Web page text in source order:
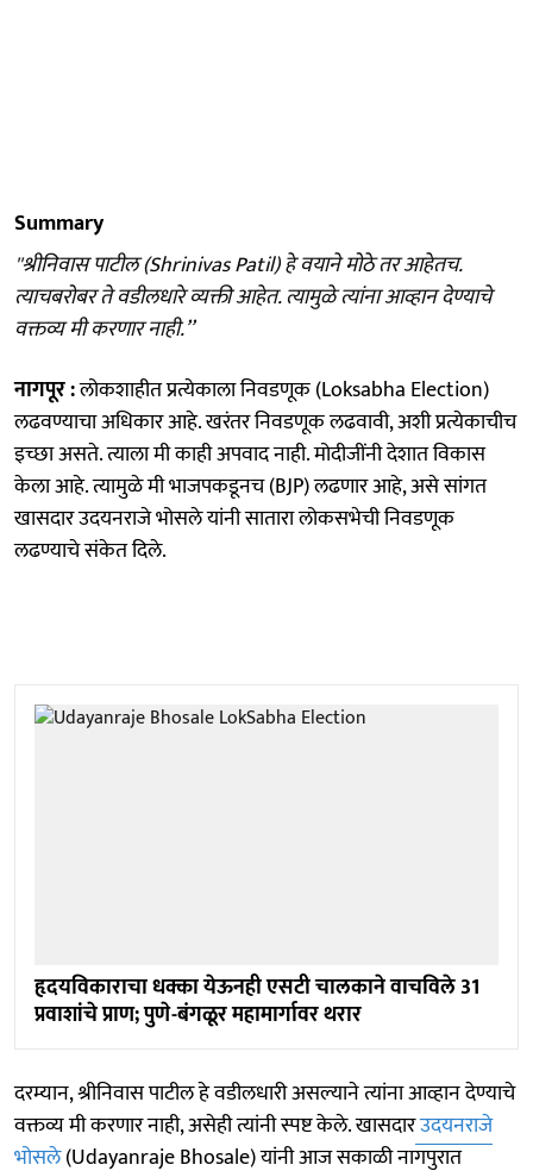
Summary
''श्रीनिवास पाटील (Shrinivas Patil) हे वयाने मोठे तर आहेतच.
त्याचबरोबर ते वडीलधारे व्यक्ती आहेत. त्यामुळे त्यांना आव्हान देण्याचे
वक्तव्य मी करणार नाही.’’
नागपूर :लोकशाहीत प्रत्येकाला निवडणूक (Loksabha Election)
लढवण्याचा अधिकार आहे. खरंतर निवडणूक लढवावी, अशी प्रत्येकाचीच
इच्छा असते. त्याला मी काही अपवाद नाही. मोदीजींनी देशात विकास
केला आहे. त्यामुळे मी भाजपकडूनच (BJP) लढणार आहे, असे सांगत
खासदार उदयनराजे भोसले यांनी सातारा लोकसभेची निवडणूक
लढण्याचे संकेत दिले.
हृदयविकाराचा धक्का येऊनही एसटी चालकाने वाचविले 31
प्रवाशांचे प्राण; पुणे-बंगळूर महामार्गावर थरार
दरम्यान, श्रीनिवास पाटील हे वडीलधारी असल्याने त्यांना आव्हान देण्याचे
वक्तव्य मी करणार नाही, असेही त्यांनी स्पष्ट केले. खासदारउदयनराजे
भोसले(Udayanraje Bhosale) यांनी आज सकाळी नागपुरात